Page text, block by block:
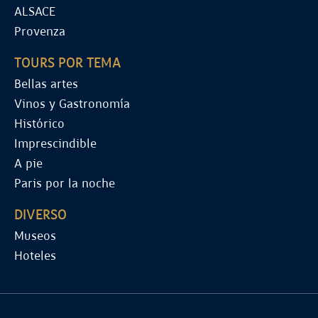
ALSACE
Provenza
TOURS POR TEMA
Bellas artes
Vinos y Gastronomía
Histórico
Imprescindible
A pie
Paris por la noche
DIVERSO
Museos
Hoteles